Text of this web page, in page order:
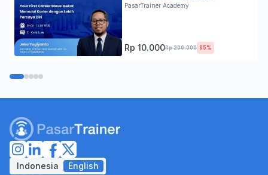
PasarTrainer Academy
Rp 10.000Rp 200.000 95%
Indonesia English